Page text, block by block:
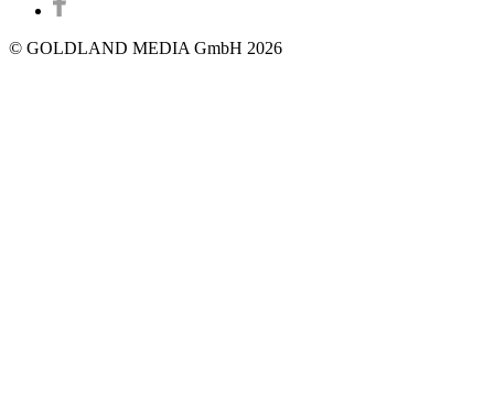
© GOLDLAND MEDIA GmbH 2026